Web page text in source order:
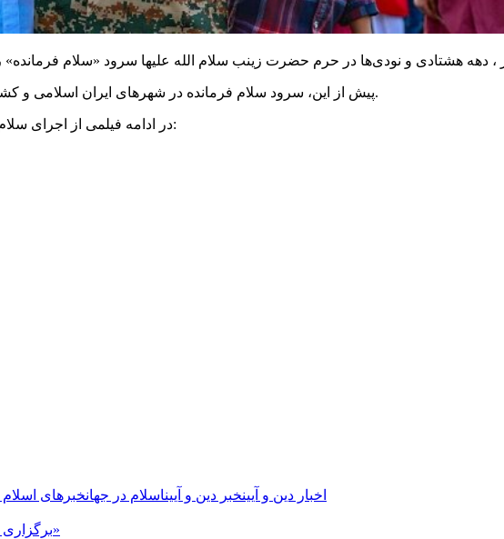
پیش از این، سرود سلام فرمانده در شهرهای ایران اسلامی و کشورهای مختلف همچون عراق و در جوار حرم حسینی اجرا شده بود.
در ادامه فیلمی از اجرای سلام فرمانده در حرم حضرت زینب سلام‌الله علیها را مشاهده می‌کنید:
اخبار دین و آیینخبر دین و آییناسلام در جهانخبرهای
برگزاری نشست «ولایت امام بر قوانین طبیعت؛ کرونا و مساله شفا بخشی»